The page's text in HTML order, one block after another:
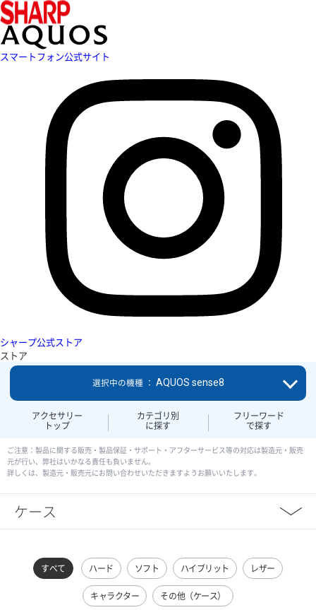
スマートフォン公式サイト
シャープ公式ストア
ストア
アクセサリー
トップ
カテゴリ別
に探す
フリーワード
で探す
選択中の機種 ： AQUOS sense8
ご注意：製品に関する販売・製品保証・サポート・アフターサービス等の対応は製造元・販売
元が行い、弊社はいかなる責任も負いません。
詳しくは、製造元・販売元にお問い合わせいただきますようお願いいたします。
ケース
すべて ハード ソフト ハイブリット レザー
キャラクター その他（ケース）